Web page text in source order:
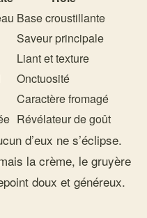
Base croustillante
Saveur principale
Liant et texture
Onctuosité
Caractère fromagé
Révélateur de goût
d’eux ne s’éclipse.
la crème, le gruyère
doux et généreux.